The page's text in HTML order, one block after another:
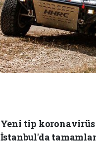
Yeni tip
İstanbul'da